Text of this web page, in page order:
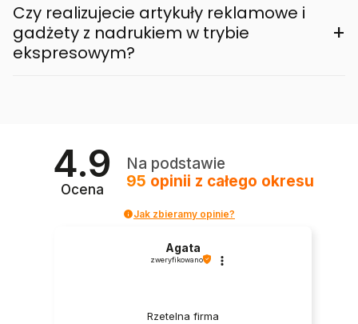
Czy realizujecie artykuły reklamowe i
gadżety z nadrukiem w trybie
ekspresowym?
+
4.9
Ocena
Na podstawie
95 opinii z całego okresu
Jak zbieramy opinie?
Agata
zweryfikowano
Rzetelna firma